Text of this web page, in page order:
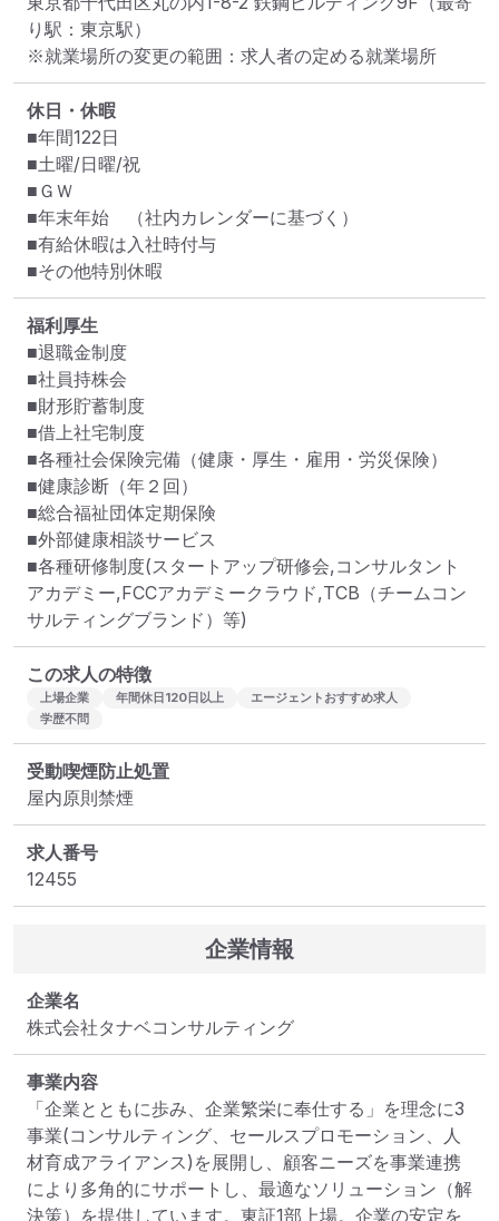
り駅：東京駅）
※就業場所の変更の範囲：求人者の定める就業場所
休日・休暇
■年間122日
■土曜/日曜/祝
■ＧＷ
■年末年始　（社内カレンダーに基づく）
■有給休暇は入社時付与
■その他特別休暇
福利厚生
■退職金制度
■社員持株会
■財形貯蓄制度
■借上社宅制度
■各種社会保険完備（健康・厚生・雇用・労災保険）
■健康診断（年２回）
■総合福祉団体定期保険
■外部健康相談サービス
■各種研修制度(スタートアップ研修会,コンサルタント
アカデミー,FCCアカデミークラウド,TCB（チームコン
サルティングブランド）等)
この求人の特徴
上場企業 年間休日120日以上
エージェントおすすめ求人
学歴不問
受動喫煙防止処置
屋内原則禁煙
求人番号
12455
企業情報
企業名
株式会社タナベコンサルティング
事業内容
「企業とともに歩み、企業繁栄に奉仕する」を理念に3
事業(コンサルティング、セールスプロモーション、人
材育成アライアンス)を展開し、顧客ニーズを事業連携
により多角的にサポートし、最適なソリューション（解
決策）を提供しています。東証1部上場。企業の安定を